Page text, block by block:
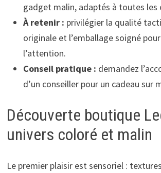
gadget malin, adaptés à toutes les
À retenir : privilégier la qualité
originale et l’emballage soigné
l’attention.
Conseil pratique : demandez
d’un conseiller pour un cadeau sur
Découverte boutique
univers coloré et malin
Le premier plaisir est sensoriel :